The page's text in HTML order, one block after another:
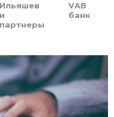
Ильяшев
и
партнеры
VAB
банк